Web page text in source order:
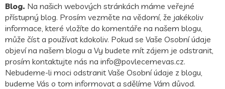
Blog. Na našich webových stránkách máme veřejné
přístupný blog. Prosím vezměte na vědomí, že jakékoliv
informace, které vložíte do komentáře na našem blogu,
může číst a používat kdokoliv. Pokud se Vaše Osobní údaje
objeví na našem blogu a Vy budete mít zájem je odstranit,
prosím kontaktujte nás na info@povlecemevas.cz.
Nebudeme-li moci odstranit Vaše Osobní údaje z blogu,
budeme Vás o tom informovat a sdělíme Vám důvod.